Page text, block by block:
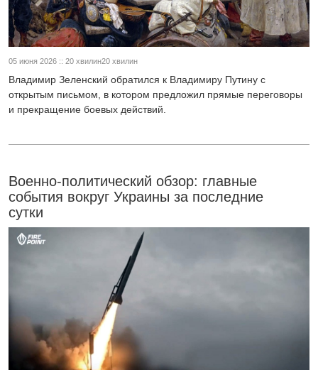
05 июня 2026 :: 20 хвилин20 хвилин
Владимир Зеленский обратился к Владимиру Путину с
открытым письмом, в котором предложил прямые переговоры
и прекращение боевых действий.
Военно-политический обзор: главные
события вокруг Украины за последние
сутки